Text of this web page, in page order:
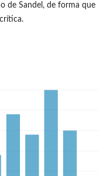
de Sandel, de forma que